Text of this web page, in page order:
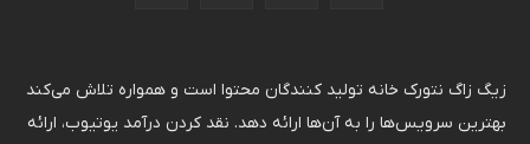
زیگ زاگ نتورک خانه تولید کنندگان محتوا است و همواره تلاش می‌کند
بهترین سرویس‌ها را به آن‌ها ارائه دهد. نقد کردن درآمد یوتیوب، ارائه